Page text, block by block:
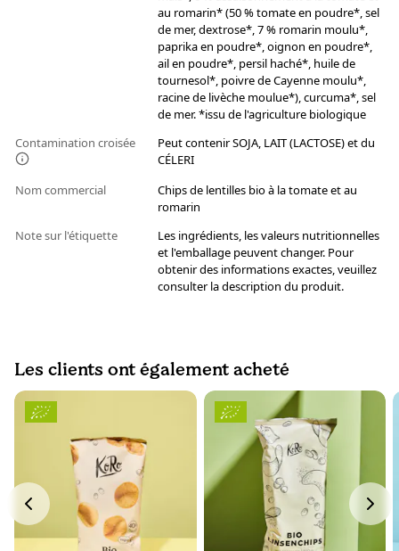
au romarin* (50 % tomate en poudre*, sel
de mer, dextrose*, 7 % romarin moulu*,
paprika en poudre*, oignon en poudre*,
ail en poudre*, persil haché*, huile de
tournesol*, poivre de Cayenne moulu*,
racine de livèche moulue*), curcuma*, sel
de mer. *issu de l'agriculture biologique
Contamination croisée
Peut contenir SOJA, LAIT (LACTOSE) et du
CÉLERI
Nom commercial
Chips de lentilles bio à la tomate et au
romarin
Note sur l'étiquette
Les ingrédients, les valeurs nutritionnelles
et l'emballage peuvent changer. Pour
obtenir des informations exactes, veuillez
consulter la description du produit.
Les clients ont également acheté